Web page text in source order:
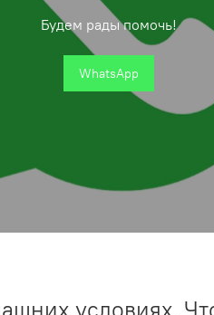
Будем рады помочь!
WhatsApp